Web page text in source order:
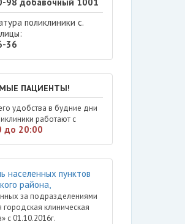
поликлиники с.
36
ПАЦИЕНТЫ!
удобства в будние дни
работают с
до 20:00
населенных пунктов
района,
за подразделениями
городская клиническая
с 01.10.2016г.